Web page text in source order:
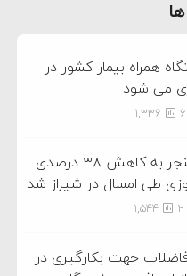
همراه بیمار کشور در
می شود
1,336
فرهنگ سازی منجر به کاهش ۳۸ درصدی
طی امسال در شیراز شد
1,544
جهت بکارگیری در